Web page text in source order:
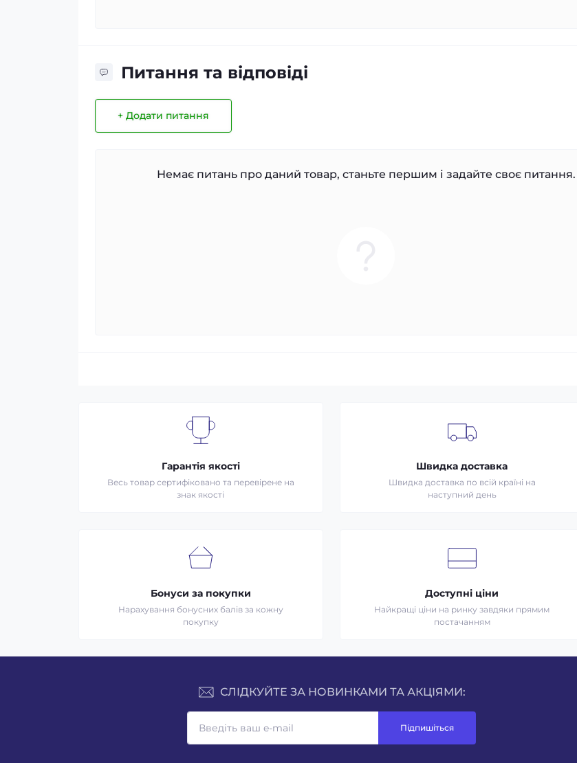
Питання та відповіді
+ Додати питання
Немає питань про даний товар, станьте першим і задайте своє питання.
Гарантія якості
Весь товар сертифіковано та перевірене на
знак якості
Швидка доставка
Швидка доставка по всій країні на
наступний день
Бонуси за покупки
Нарахування бонусних балів за кожну
покупку
Доступні ціни
Найкращі ціни на ринку завдяки прямим
постачанням
СЛІДКУЙТЕ ЗА НОВИНКАМИ ТА АКЦІЯМИ:
Підпишіться